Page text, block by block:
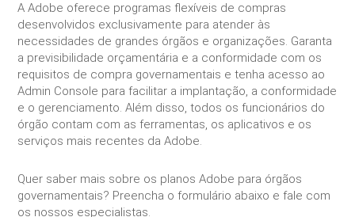
A Adobe oferece programas flexíveis de compras
desenvolvidos exclusivamente para atender às
necessidades de grandes órgãos e organizações. Garanta
a previsibilidade orçamentária e a conformidade com os
requisitos de compra governamentais e tenha acesso ao
Admin Console para facilitar a implantação, a conformidade
e o gerenciamento. Além disso, todos os funcionários do
órgão contam com as ferramentas, os aplicativos e os
serviços mais recentes da Adobe.
Quer saber mais sobre os planos Adobe para órgãos
governamentais? Preencha o formulário abaixo e fale com
os nossos especialistas.